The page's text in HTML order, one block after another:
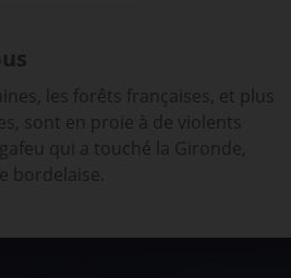
les forêts françaises, et plus
sont en proie à de violents
qui a touché la Gironde,
bordelaise.